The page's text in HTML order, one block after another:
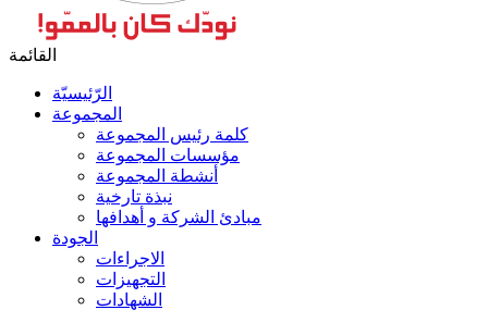
القائمة
الرّئيسيّة
المجموعة
كلمة رئيس المجموعة
مؤسسات المجموعة
أنشطة المجموعة
نبذة تارخية
مبادئ الشركة و أهدافها
الجودة
الاجراءات
التجهيزات
الشهادات